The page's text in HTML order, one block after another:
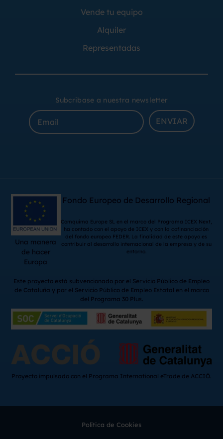
Vende tu equipo
Alquiler
Representadas
Subcribase a nuestra newsletter
ENVIAR
Una manera
de hacer
Europa
Fondo Europeo de Desarrollo Regional
Comquima Europe SL en el marco del Programa ICEX Next,
ha contado con el apoyo de ICEX y con la cofinanciación
del fondo europeo FEDER. La finalidad de este apoyo es
contribuir al desarrollo internacional de la empresa y de su
entorno.
Este proyecto está subvencionado por el Servicio Público de Empleo
de Cataluña y por el Servicio Público de Empleo Estatal en el marco
del Programa 30 Plus.
Proyecto impulsado con el Programa International eTrade de ACCIÓ.
Política de Cookies